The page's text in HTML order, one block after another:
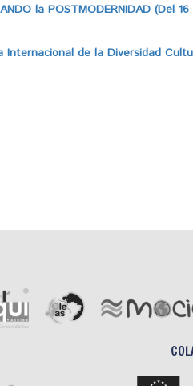
la POSTMODERNIDAD (Del
Internacional de la Diversidad